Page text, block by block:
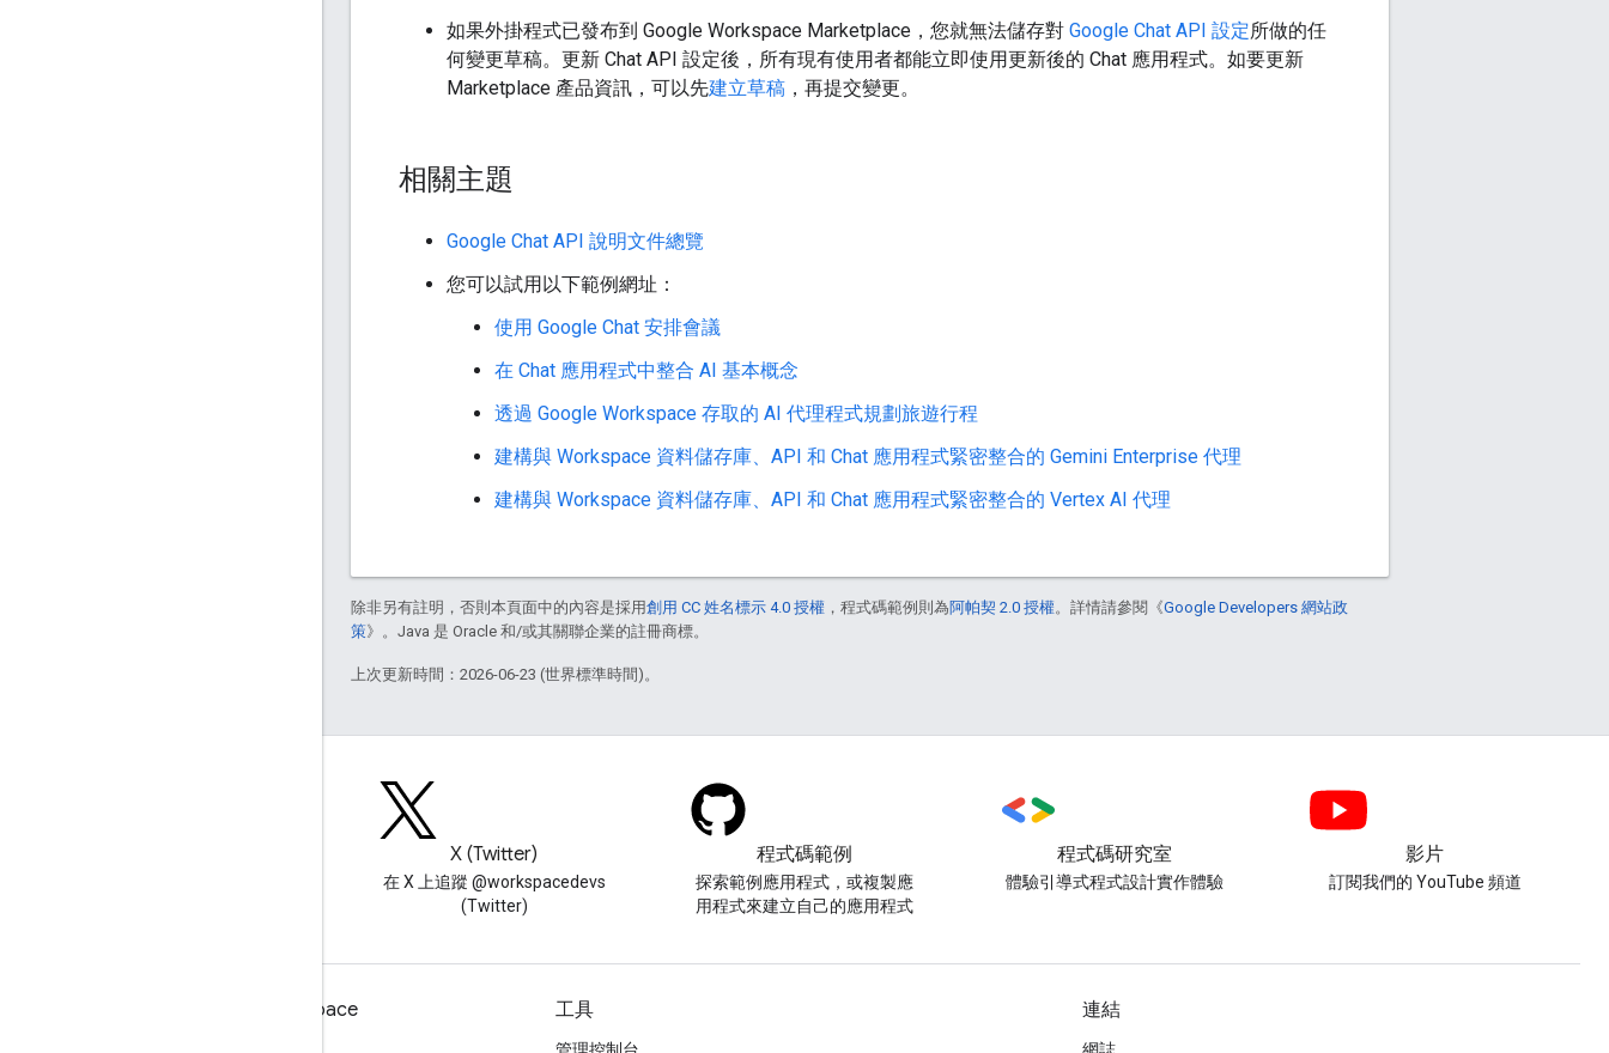
如果外掛程式已發布到 Google Workspace Marketplace，您就無法儲存對 Google Chat API 設定所做的任
何變更草稿。更新 Chat API 設定後，所有現有使用者都能立即使用更新後的 Chat 應用程式。如要更新
Marketplace 產品資訊，可以先建立草稿 ，再提交變更。
相關主題
Google Chat API 說明文件總覽
您可以試用以下範例網址：
使用 Google Chat 安排會議
在 Chat 應用程式中整合 AI 基本概念
透過 Google Workspace 存取的 AI 代理程式規劃旅遊行程
建構與 Workspace 資料儲存庫、API 和 Chat 應用程式緊密整合的 Gemini Enterprise 代理
建構與 Workspace 資料儲存庫、API 和 Chat 應用程式緊密整合的 Vertex AI 代理
除非另有註明，否則本頁面中的內容是採用創用 CC 姓名標示 4.0 授權 ，程式碼範例則為阿帕契 2.0 授權。詳情請參閱《Google Developers 網站政
策》。Java 是 Oracle 和/或其關聯企業的註冊商標。
上次更新時間：2026-06-23 (世界標準時間)。
X (Twitter)
在 X 上追蹤 @workspacedevs
(Twitter)
程式碼範例
探索範例應用程式，或複製應
用程式來建立自己的應用程式
程式碼研究室
體驗引導式程式設計實作體驗
影片
訂閱我們的 YouTube 頻道
適用於開發人員的 Google Workspace 工具 連結